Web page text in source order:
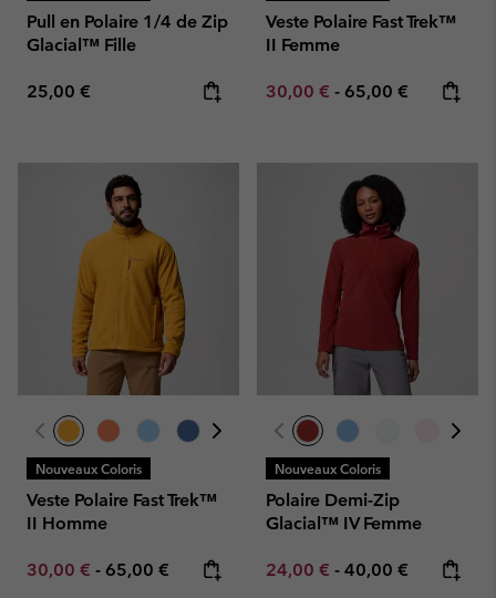
Pull en Polaire 1/4 de Zip
Glacial™ Fille
Regular price:
25,00 €
Veste Polaire Fast Trek™
II Femme
Minimum sale price:
30,00 € - Maximum price:
65,00 €
Nouveaux Coloris
Veste Polaire Fast Trek™
II Homme
Minimum sale price:
30,00 € - Maximum price:
65,00 €
Nouveaux Coloris
Polaire Demi-Zip
Glacial™ IV Femme
Minimum sale price:
24,00 € - Maximum price:
40,00 €